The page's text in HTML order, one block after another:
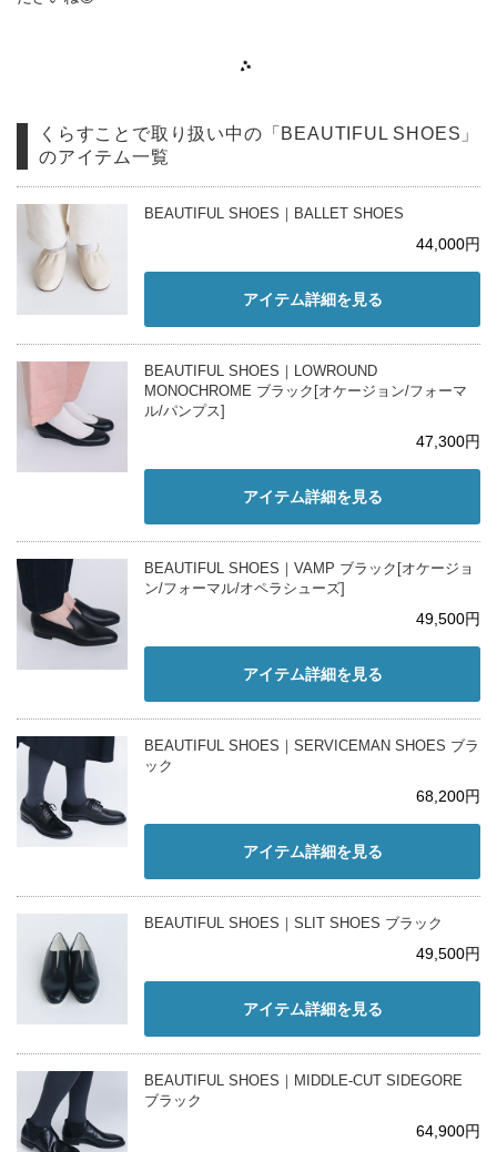
くらすことで取り扱い中の「BEAUTIFUL SHOES」
のアイテム一覧
BEAUTIFUL SHOES｜BALLET SHOES
44,000円
アイテム詳細を見る
BEAUTIFUL SHOES｜LOWROUND
MONOCHROME ブラック[オケージョン/フォーマ
ル/パンプス]
47,300円
アイテム詳細を見る
BEAUTIFUL SHOES｜VAMP ブラック[オケージョ
ン/フォーマル/オペラシューズ]
49,500円
アイテム詳細を見る
BEAUTIFUL SHOES｜SERVICEMAN SHOES ブラ
ック
68,200円
アイテム詳細を見る
BEAUTIFUL SHOES｜SLIT SHOES ブラック
49,500円
アイテム詳細を見る
BEAUTIFUL SHOES｜MIDDLE-CUT SIDEGORE
ブラック
64,900円